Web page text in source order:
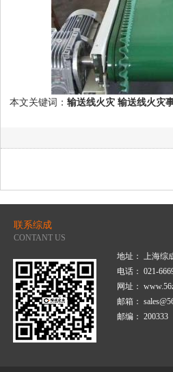
本文关键词：输送线火灾 输送线火灾
联系综成
CONTANT US
地址： 上海综
电话： 021-
网址：
邮箱：
邮编： 200333